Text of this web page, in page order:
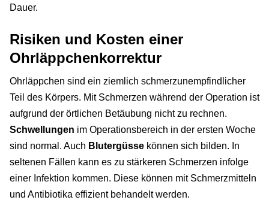
Dauer.
Risiken und Kosten einer
Ohrläppchenkorrektur
Ohrläppchen sind ein ziemlich schmerzunempfindlicher
Teil des Körpers. Mit Schmerzen während der Operation ist
aufgrund der örtlichen Betäubung nicht zu rechnen.
Schwellungen im Operationsbereich in der ersten Woche
sind normal. Auch Blutergüsse können sich bilden. In
seltenen Fällen kann es zu stärkeren Schmerzen infolge
einer Infektion kommen. Diese können mit Schmerzmitteln
und Antibiotika effizient behandelt werden.